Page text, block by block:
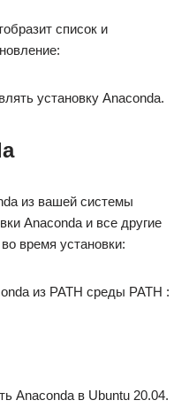
список и
установку Anaconda.
из вашей системы
Anaconda и все другие
время установки:
из PATH среды PATH :
Anaconda в Ubuntu 20.04.